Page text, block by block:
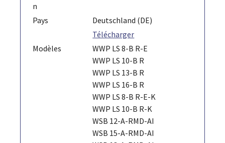
n
Pays
Deutschland (DE)
Télécharger
Modèles
WWP LS 8-B R-E
WWP LS 10-B R
WWP LS 13-B R
WWP LS 16-B R
WWP LS 8-B R-E-K
WWP LS 10-B R-K
WSB 12-A-RMD-AI
WSB 15-A-RMD-AI